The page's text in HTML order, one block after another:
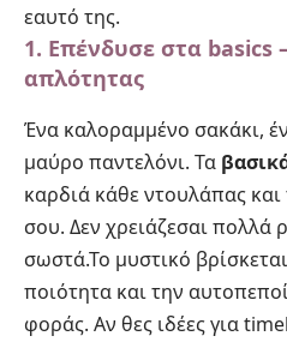
εαυτό της.
1. Επένδυσε στα basics
απλότητας
Ένα καλοραμμένο σακάκι,
μαύρο παντελόνι. Τα
καρδιά κάθε ντουλάπας
σου. Δεν χρειάζεσαι πολλά
σωστά.Το μυστικό
ποιότητα και την
φοράς. Αν θες ιδέες για